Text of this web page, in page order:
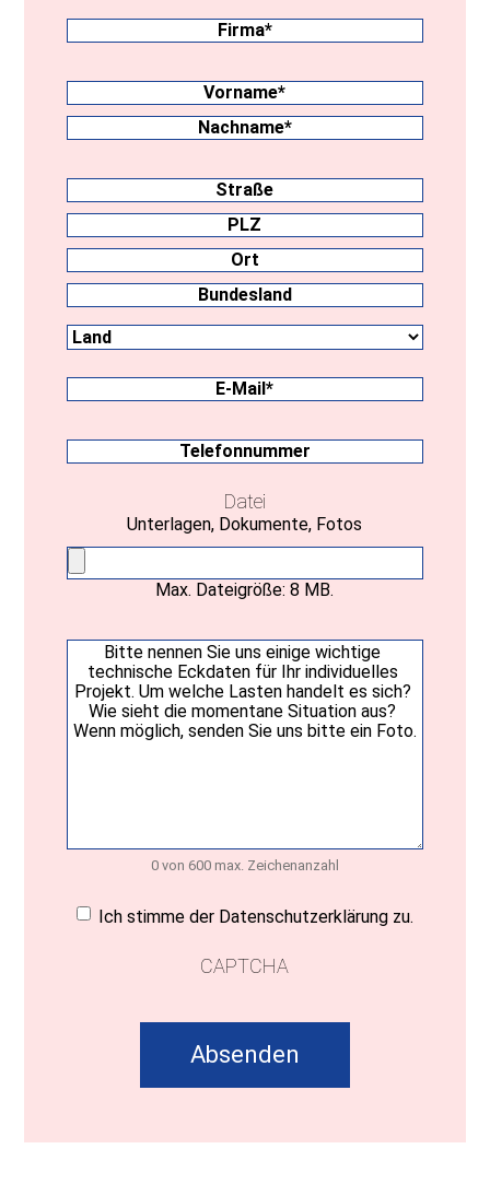
Firma(erforderlich)
Nachname(erforderlich)
Vorname
Anschrift
Straße
PLZ
Ort
E-
Mail(erforderlich)
Telefonnummer
Datei
Unterlagen, Dokumente, Fotos
Max. Dateigröße: 8 MB.
Ihre
Nachricht(erforderlich)
0 von 600 max. Zeichenanzahl
Einwilligung(erforderlich)
Ich stimme der Datenschutzerklärung zu.
CAPTCHA